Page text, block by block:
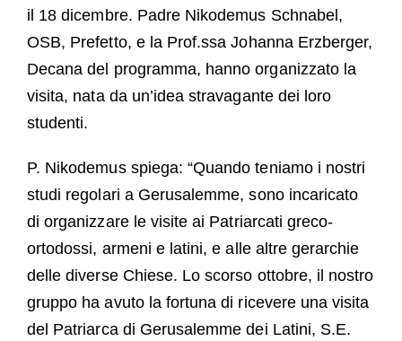
il 18 dicembre. Padre Nikodemus Schnabel,
OSB, Prefetto, e la Prof.ssa Johanna Erzberger,
Decana del programma, hanno organizzato la
visita, nata da un’idea stravagante dei loro
studenti.
P. Nikodemus spiega: “Quando teniamo i nostri
studi regolari a Gerusalemme, sono incaricato
di organizzare le visite ai Patriarcati greco-
ortodossi, armeni e latini, e alle altre gerarchie
delle diverse Chiese. Lo scorso ottobre, il nostro
gruppo ha avuto la fortuna di ricevere una visita
del Patriarca di Gerusalemme dei Latini, S.E.